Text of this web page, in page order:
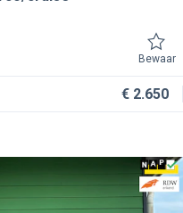
Bewaar
€ 2.650